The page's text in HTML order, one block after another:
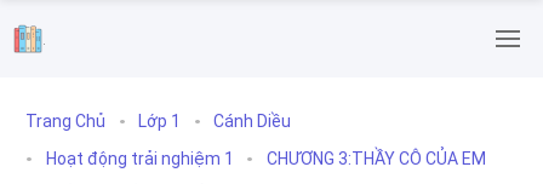
.
Trang Chủ Lớp 1
Cánh Diều
Hoạt động trải nghiệm 1
CHƯƠNG 3:THẦY CÔ CỦA EM